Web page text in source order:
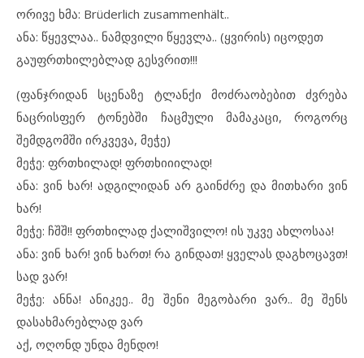
ორივე ხმა: Brüderlich zusammenhält..
ანა: წყევლაა.. ნამდვილი წყევლა.. (ყვირის) იცოდეთ
გაუფრთხილებლად გესვრით!!!
(ფანჯრიდან სცენაზე ტლანქი მოძრაობებით ძვრება
ნაცრისფერ ტონებში ჩაცმული მამაკაცი, როგორც
შემდგომში ირკვევა, მეჭე)
მეჭე: ფრთხილად! ფრთხიიილად!
ანა: ვინ ხარ! ადგილიდან არ გაინძრე და მითხარი ვინ
ხარ!
მეჭე: ჩშშ!! ფრთხილად ქალიშვილო! ის უკვე ახლოსაა!
ანა: ვინ ხარ! ვინ ხართ! რა გინდათ! ყველას დაგხოცავთ!
სად ვარ!
მეჭე: ანნა! ანიკეე.. მე შენი მეგობარი ვარ.. მე შენს
დასახმარებლად ვარ
აქ, ოღონდ უნდა მენდო!